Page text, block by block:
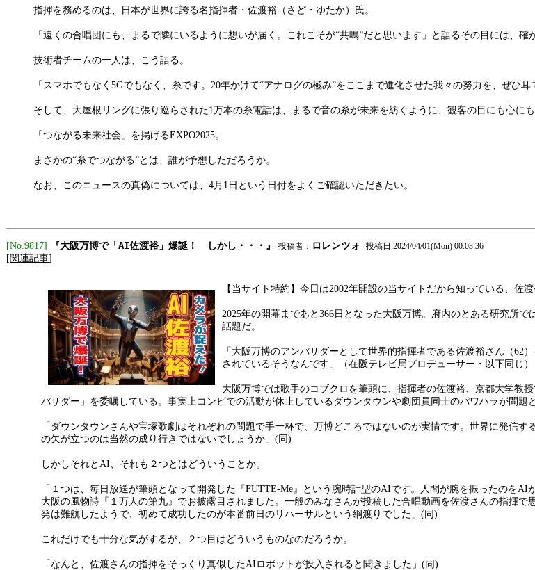
指揮を務めるのは、日本が世界に誇る名指揮者・佐渡裕（さど・ゆたか）氏。
「遠くの合唱団にも、まるで隣にいるように想いが届く。これこそが“共鳴”だと思います」と語るその目には、
技術者チームの一人は、こう語る。
「スマホでもなく5Gでもなく、糸です。20年かけて“アナログの極み”をここまで進化させた我々の努力を、ぜひ耳
そして、大屋根リングに張り巡らされた1万本の糸電話は、まるで音の糸が未来を紡ぐように、観客の目にも心にも
「つながる未来社会」を掲げるEXPO2025。
まさかの“糸でつながる”とは、誰が予想しただろうか。
なお、このニュースの真偽については、4月1日という日付をよくご確認いただきたい。
[No.9817] 『大阪万博で「AI佐渡裕」爆誕！ しかし・・・』 投稿者： ロレンツォ 投稿日:2024/04/01(Mon) 00:03:36
[関連記事]
【当サイト特約】今日は2002年開設の当サイトだから知っている、佐
2025年の開幕まであと366日となった大阪万博。府内のとある研究所
話題だ。
「大阪万博のアンバサダーとして世界的指揮者である佐渡裕さん（
されているそうなんです」（在阪テレビ局プロデューサー・以下同じ）
大阪万博では歌手のコブクロを筆頭に、指揮者の佐渡裕、京都大学教
バサダー」を委嘱している。事実上コンビでの活動が休止しているダウンタウンや劇団員同士のパワハラが問題
「ダウンタウンさんや宝塚歌劇はそれぞれの問題で手一杯で、万博どころではないのが実情です。世界に発信
の矢が立つのは当然の成り行きではないでしょうか」(同)
しかしそれとAI、それも２つとはどういうことか。
「１つは、毎日放送が筆頭となって開発した『FUTTE-Me』という腕時計型のAIです。人間が腕を振ったのを
大阪の風物詩『１万人の第九』でお披露目されました。一般のみなさんが投稿した合唱動画を佐渡さんの指揮
発は難航したようで、初めて成功したのが本番前日のリハーサルという綱渡りでした」(同)
これだけでも十分な気がするが、２つ目はどういうものなのだろうか。
「なんと、佐渡さんの指揮をそっくり真似したAIロボットが投入されると聞きました」(同)